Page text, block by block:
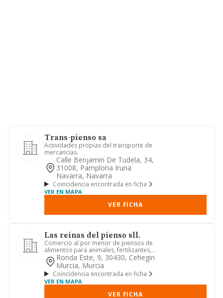
Trans-pienso sa
Actividades propias del transporte de
mercancias.
Calle Benjamin De Tudela, 34,
31008, Pamplona Iruna
Navarra, Navarra
Coincidencia encontrada en ficha
VER EN MAPA
VER FICHA
Las reinas del pienso sll.
Comercio al por menor de piensos de
alimentos para animales, fertilizantes,
semillas, plantas y flo...
Ronda Este, 9, 30430, Cehegin
Murcia, Murcia
Coincidencia encontrada en ficha
VER EN MAPA
VER FICHA